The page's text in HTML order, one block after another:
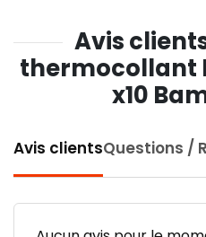
Avis
thermocollant
x10
Avis clientsQuestions /